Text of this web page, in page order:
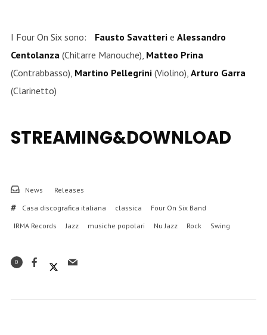
I Four On Six sono: Fausto Savatterie Alessandro
Centolanza(Chitarre Manouche), Matteo Prina
(Contrabbasso), Martino Pellegrini(Violino), Arturo Garra
(Clarinetto)
STREAMING&DOWNLOAD
News
Releases
Casa discografica italiana
classica
Four On Six Band
IRMA Records
Jazz musiche popolari Nu Jazz Rock Swing
0